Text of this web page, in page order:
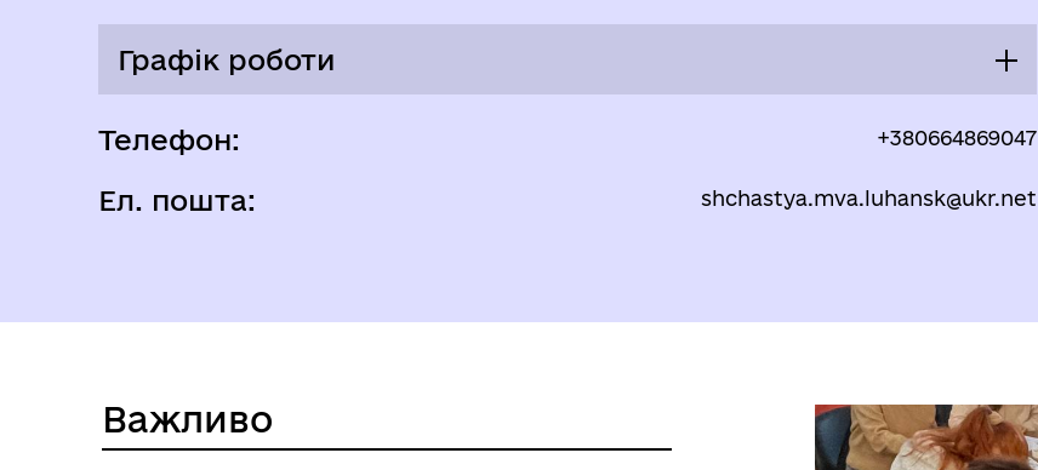
Графік роботи
Понеділок
13:00 - 13:45
Телефон: +380664869047
Ел. пошта: shchastya.mva.luhansk@ukr.net
Важливо